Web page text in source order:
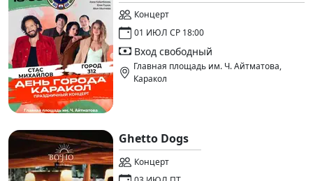
Концерт
01 ИЮЛ СР 18:00
Вход свободный
Главная площадь им. Ч. Айтматова,
Каракол
Ghetto Dogs
Концерт